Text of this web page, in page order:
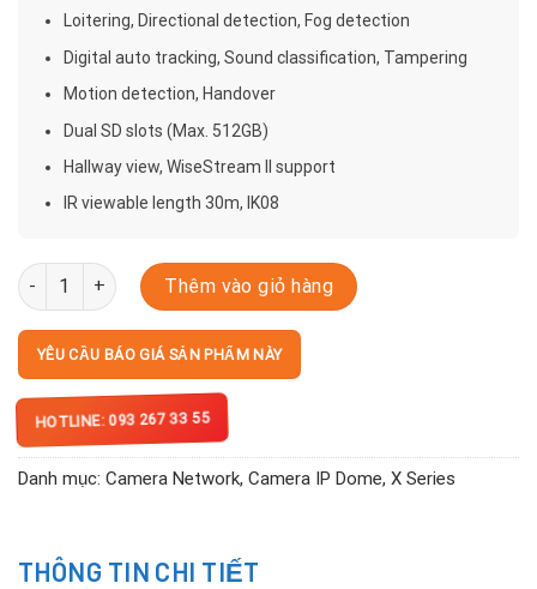
Loitering, Directional detection, Fog detection
Digital auto tracking, Sound classification, Tampering
Motion detection, Handover
Dual SD slots (Max. 512GB)
Hallway view, WiseStream II support
IR viewable length 30m, IK08
XND-6080RV số lượngThêm vào giỏ hàng
YÊU CẦU BÁO GIÁ SẢN PHẨM NÀY
HOTLINE: 093 267 33 55
Danh mục: Camera Network, Camera IP Dome, X Series
THÔNG TIN CHI TIẾT